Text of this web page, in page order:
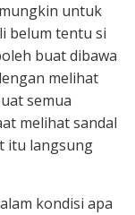
untuk
belum tentu si
buat dibawa
melihat
semua
melihat sandal
itu langsung
kondisi apa